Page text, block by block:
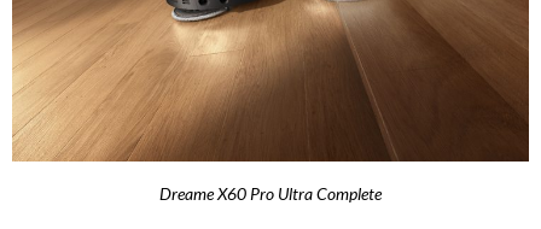
Dreame X60 Pro Ultra Complete